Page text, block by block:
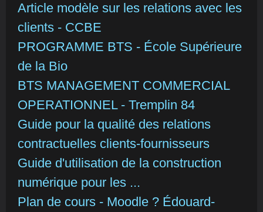
Article modèle sur les relations avec les
clients - CCBE
PROGRAMME BTS - École Supérieure
de la Bio
BTS MANAGEMENT COMMERCIAL
OPERATIONNEL - Tremplin 84
Guide pour la qualité des relations
contractuelles clients-fournisseurs
Guide d'utilisation de la construction
numérique pour les ...
Plan de cours - Moodle ? Édouard-